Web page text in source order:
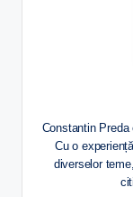
Constantin
Cu o
diverselor